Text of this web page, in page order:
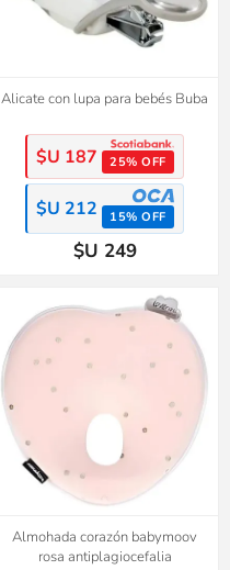
Alicate con lupa para bebés Buba
$U 187 25% OFF
$U 212 15% OFF
$U 249
Almohada corazón babymoov
rosa antiplagiocefalia